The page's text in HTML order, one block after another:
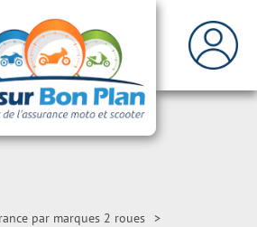
par marques 2 roues >